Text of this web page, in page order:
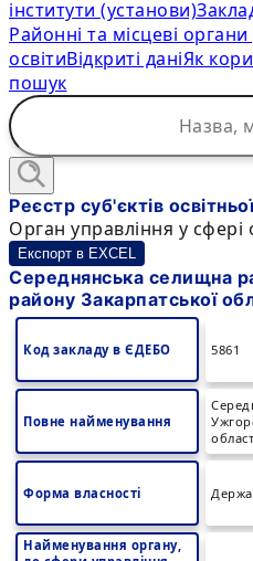
інститути (установи)
Районні та місцеві
освітиВідкриті даніЯк
пошук
Реєстр суб'єктів
Орган управління у сфері
Експорт в EXCEL
Середнянська селищна
району Закарпатської
Код закладу в ЄДЕБО 5861
Повне найменування
Форма власності
Найменування органу,